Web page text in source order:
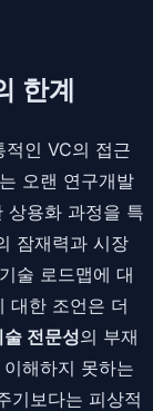
한계
인 VC의 접근
오랜 연구개발
상용화 과정을 특
잠재력과 시장
술 로드맵에 대
대한 조언은 더
술 전문성의 부재
해하지 못하는
기보다는 피상적